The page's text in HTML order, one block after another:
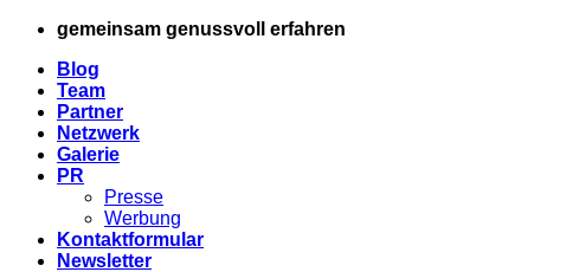
Zum
springen
gemeinsam genussvoll erfahren
Blog
Team
Partner
Netzwerk
Galerie
PR
Presse
Werbung
Kontaktformular
Newsletter